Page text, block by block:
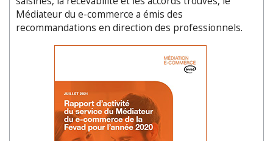
Médiateur du e-commerce a émis des
recommandations en direction des professionnels.